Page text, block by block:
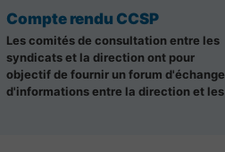
Compte rendu CCSP
Les comités de consultation entre les
syndicats et la direction ont pour
objectif de fournir un forum d'échange
d'informations entre la direction et les